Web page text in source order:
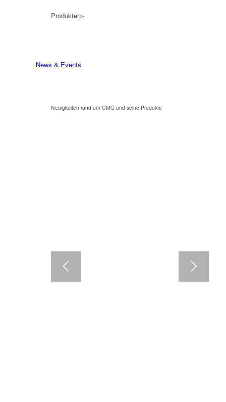
Produkten»
News & Events
Neuigkeiten rund um CMC und seine Produkte